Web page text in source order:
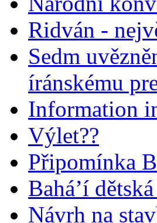
Ridván -
Sedm
íránskému
Information
Výlet??
Připomínka
Bahá’í
Návrh na